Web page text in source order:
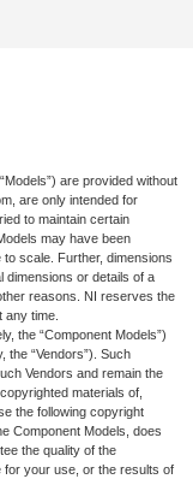
are provided without
are only intended for
to maintain certain
may have been
scale. Further, dimensions
dimensions or details of a
reasons. NI reserves the
time.
the “Component Models”)
the “Vendors”). Such
Vendors and remain the
materials of,
the following copyright
Component Models, does
the quality of the
for your use, or the results of